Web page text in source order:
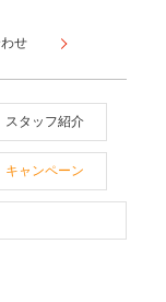
せ
スタッフ紹介
キャンペーン